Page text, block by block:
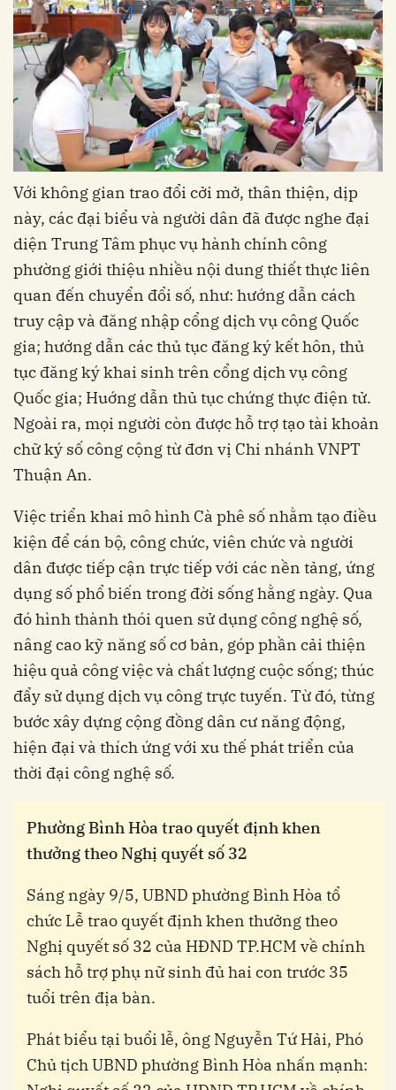
Với không gian trao đổi cởi mở, thân thiện, dịp
này, các đại biểu và người dân đã được nghe đại
diện Trung Tâm phục vụ hành chính công
phường giới thiệu nhiều nội dung thiết thực liên
quan đến chuyển đổi số, như: hướng dẫn cách
truy cập và đăng nhập cổng dịch vụ công Quốc
gia; hướng dẫn các thủ tục đăng ký kết hôn, thủ
tục đăng ký khai sinh trên cổng dịch vụ công
Quốc gia; Huớng dẫn thủ tục chứng thực điện tử.
Ngoài ra, mọi người còn được hỗ trợ tạo tài khoản
chữ ký số công cộng từ đơn vị Chi nhánh VNPT
Thuận An.
Việc triển khai mô hình Cà phê số nhằm tạo điều
kiện để cán bộ, công chức, viên chức và người
dân được tiếp cận trực tiếp với các nền tảng, ứng
dụng số phổ biến trong đời sống hằng ngày. Qua
đó hình thành thói quen sử dụng công nghệ số,
nâng cao kỹ năng số cơ bản, góp phần cải thiện
hiệu quả công việc và chất lượng cuộc sống; thúc
đẩy sử dụng dịch vụ công trực tuyến. Từ đó, từng
bước xây dựng cộng đồng dân cư năng động,
hiện đại và thích ứng với xu thế phát triển của
thời đại công nghệ số.
Phường Bình Hòa trao quyết định khen
thưởng theo Nghị quyết số 32
Sáng ngày 9/5, UBND phường Bình Hòa tổ
chức Lễ trao quyết định khen thưởng theo
Nghị quyết số 32 của HĐND TP.HCM về chính
sách hỗ trợ phụ nữ sinh đủ hai con trước 35
tuổi trên địa bàn.
Phát biểu tại buổi lễ, ông Nguyễn Tứ Hải, Phó
Chủ tịch UBND phường Bình Hòa nhấn mạnh: